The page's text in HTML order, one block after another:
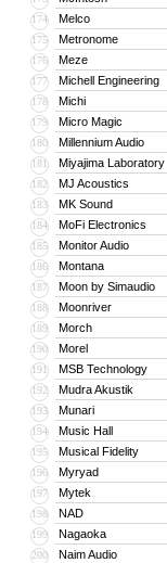
174 Melco
175 Metronome
176 Meze
177 Michell Engineering
178 Michi
179 Micro Magic
180 Millennium Audio
181 Miyajima Laboratory
182 MJ Acoustics
183 MK Sound
184 MoFi Electronics
185 Monitor Audio
186 Montana
187 Moon by Simaudio
188 Moonriver
189 Morch
190 Morel
191 MSB Technology
192 Mudra Akustik
193 Munari
194 Music Hall
195 Musical Fidelity
196 Myryad
197 Mytek
198 NAD
199 Nagaoka
200 Naim Audio